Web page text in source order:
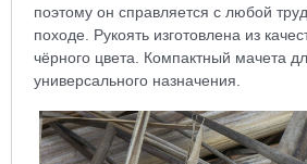
поэтому он справляется с любой
походе. Рукоять изготовлена из
чёрного цвета. Компактный мачета
универсального назначения.